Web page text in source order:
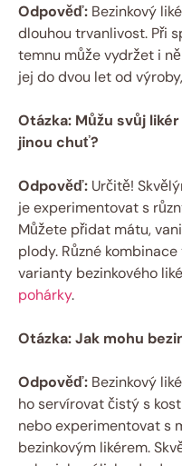
Odpověď: Bezinkový
dlouhou trvanlivost. Při
temnu může vydržet i
jej do dvou let od
Otázka: Můžu svůj
jinou chuť?
Odpověď: Určitě!
je experimentovat s
Můžete přidat mátu,
plody. Různé
varianty bezinkového
pohárky.
Otázka: Jak mohu
Odpověď: Bezinkový
ho servírovat čistý s
nebo experimentovat s
bezinkovým likérem.